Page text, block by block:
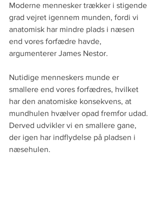
Moderne mennesker trækker i stigende
grad vejret igennem munden, fordi vi
anatomisk har mindre plads i næsen
end vores forfædre havde,
argumenterer James Nestor.
Nutidige menneskers munde er
smallere end vores forfædres, hvilket
har den anatomiske konsekvens, at
mundhulen hvælver opad fremfor udad.
Derved udvikler vi en smallere gane,
der igen har indflydelse på pladsen i
næsehulen.